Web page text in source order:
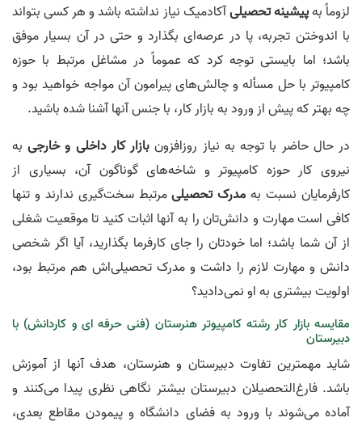
لزوماً بهپیشینه تحصیلیآکادمیک نیاز نداشته باشد و هر کسی بتواند
با اندوختن تجربه، پا در عرصه‌ای بگذارد و حتی در آن بسیار موفق
باشد؛ اما بایستی توجه کرد که عموماً در مشاغل مرتبط با حوزه
کامپیوتر با حل مسأله و چالش‌های پیرامون آن مواجه خواهید بود و
چه بهتر که پیش از ورود به بازار کار، با جنس آنها آشنا شده باشید.
در حال حاضر با توجه به نیاز روزافزون بازار کار داخلی و خارجیبه
نیروی کار حوزه کامپیوتر و شاخه‌های گوناگون آن، بسیاری از
کارفرمایان نسبت به مدرک تحصیلیمرتبط سخت‌گیری ندارند و تنها
کافی است مهارت و دانش‌تان را به آنها اثبات کنید تا موقعیت شغلی
از آن شما باشد؛ اما خودتان را جای کارفرما بگذارید، آیا اگر شخصی
دانش و مهارت لازم را داشت و مدرک تحصیلی‌اش هم مرتبط بود،
اولویت بیشتری به او نمی‌دادید؟
مقایسه بازار کار رشته کامپیوتر هنرستان (فنی حرفه ای و کاردانش) با
دبیرستان
شاید مهمترین تفاوت دبیرستان و هنرستان، هدف آنها از آموزش
باشد. فارغ‌التحصیلان دبیرستان بیشتر نگاهی نظری پیدا می‌کنند و
آماده می‌شوند با ورود به فضای دانشگاه و پیمودن مقاطع بعدی،